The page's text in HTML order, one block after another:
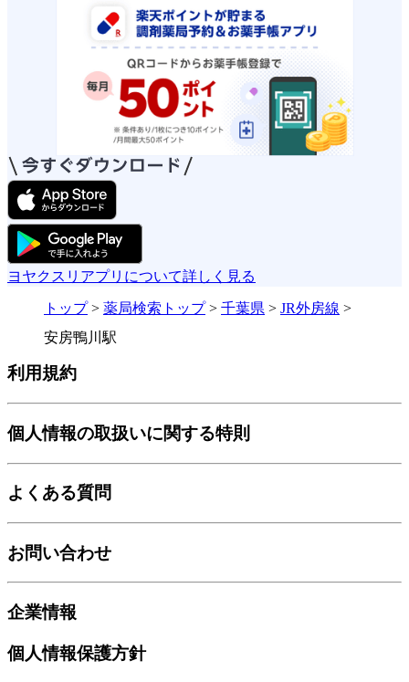
ヨヤクスリアプリについて詳しく見る
トップ> 薬局検索トップ> 千葉県 > JR外房線 >
安房鴨川駅
利用規約
個人情報の取扱いに関する特則
よくある質問
お問い合わせ
企業情報
個人情報保護方針